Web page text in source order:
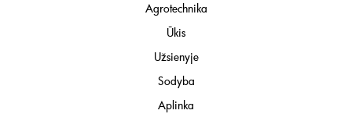
Agrotechnika
Ūkis
Užsienyje
Sodyba
Aplinka